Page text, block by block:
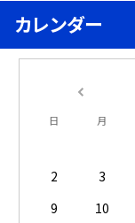
カレンダー
日 月
2
3
9
10